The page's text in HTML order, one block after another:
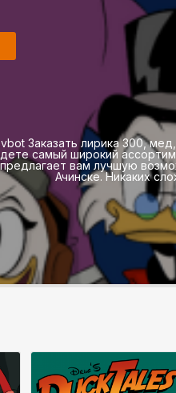
Заказать лирика 300,
самый широкий
вам лучшую
Ачинске. Никаких